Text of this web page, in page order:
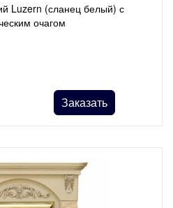
Luzern (сланец белый) с
очагом
Заказать